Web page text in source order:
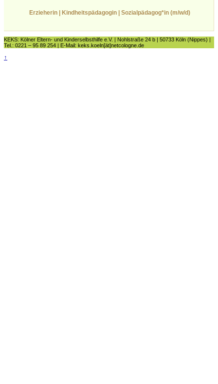
Erzieherin | Kindheitspädagogin | Sozialpädagog*in (m/w/d)
KEKS: Kölner Eltern- und Kinderselbsthilfe e.V. | Nohlstraße 24 b | 50733 Köln (Nippes) |
Tel.: 0221 – 95 89 254 | E-Mail: keks.koeln[ät]netcologne.de
↑